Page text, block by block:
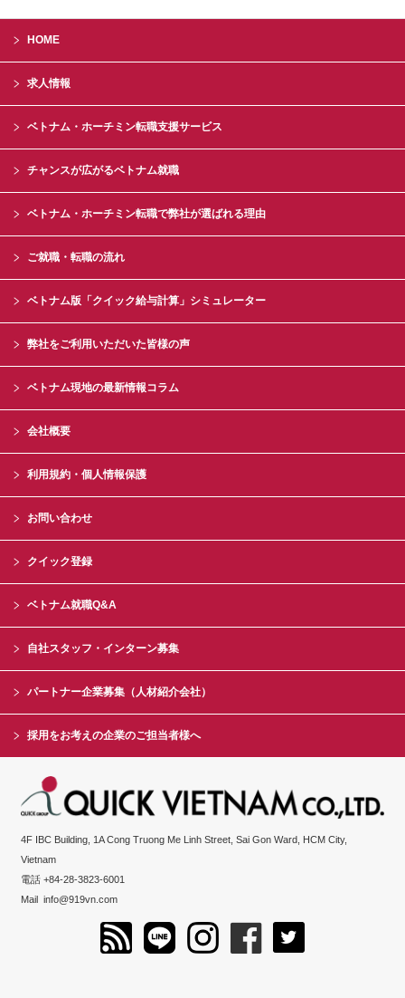
HOME
求人情報
ベトナム・ホーチミン転職支援サービス
チャンスが広がるベトナム就職
ベトナム・ホーチミン転職で弊社が選ばれる理由
ご就職・転職の流れ
ベトナム版「クイック給与計算」シミュレーター
弊社をご利用いただいた皆様の声
ベトナム現地の最新情報コラム
会社概要
利用規約・個人情報保護
お問い合わせ
クイック登録
ベトナム就職Q&A
自社スタッフ・インターン募集
パートナー企業募集（人材紹介会社）
採用をお考えの企業のご担当者様へ
4F IBC Building, 1A Cong Truong Me Linh Street, Sai Gon Ward, HCM City,
Vietnam
電話 +84-28-3823-6001
Mailinfo@919vn.com